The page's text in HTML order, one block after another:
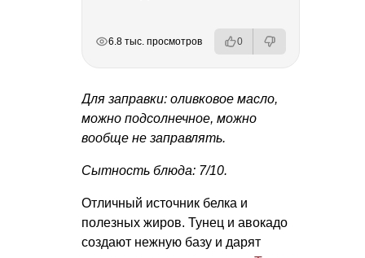
6.8 тыс. просмотров 0
Для заправки: оливковое масло,
можно подсолнечное, можно
вообще не заправлять.
Сытность блюда: 7/10.
Отличный источник белка и
полезных жиров. Тунец и авокадо
создают нежную базу и дарят